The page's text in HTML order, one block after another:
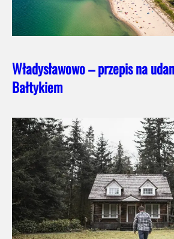
Władysławowo – przepis na
Bałtykiem